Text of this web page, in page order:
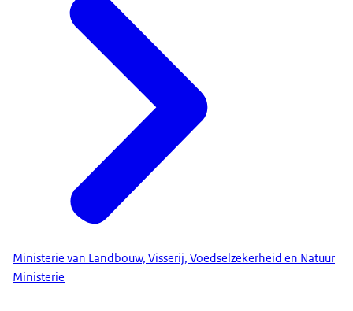
Ministerie van Landbouw, Visserij, Voedselzekerheid en Natuur
Ministerie